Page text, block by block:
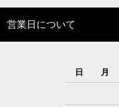
営業日について
日
月